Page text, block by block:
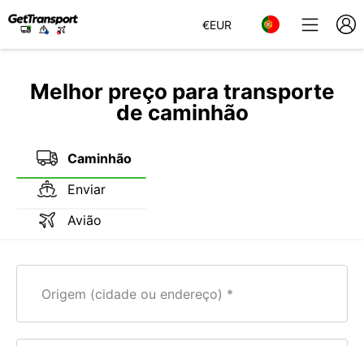
€EUR
Melhor preço para transporte
de caminhão
Caminhão
Enviar
Avião
Origem (cidade ou endereço)